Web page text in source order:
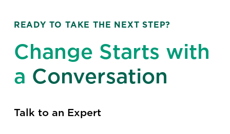
READY TO TAKE THE NEXT STEP?
Change Starts with
a Conversation
Talk to an Expert